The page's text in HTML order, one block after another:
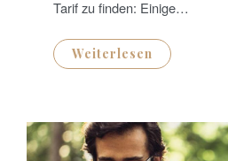
Tarif zu finden: Einige…
Weiterlesen